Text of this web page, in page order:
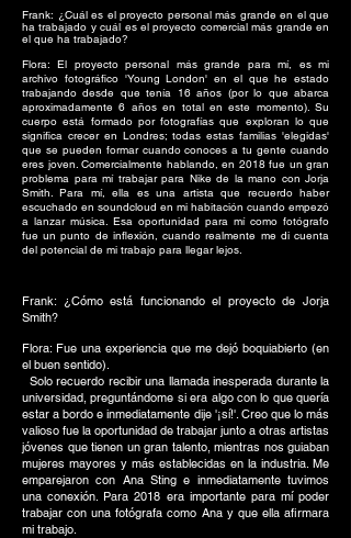
Frank: ¿Cuál es el proyecto personal más grande en el que
ha trabajado y cuál es el proyecto comercial más grande en
el que ha trabajado?
Flora: El proyecto personal más grande para mí, es mi
archivo fotográfico 'Young London' en el que he estado
trabajando desde que tenía 16 años (por lo que abarca
aproximadamente 6 años en total en este momento). Su
cuerpo está formado por fotografías que exploran lo que
significa crecer en Londres; todas estas familias 'elegidas'
que se pueden formar cuando conoces a tu gente cuando
eres joven. Comercialmente hablando, en 2018 fue un gran
problema para mí trabajar para Nike de la mano con Jorja
Smith. Para mí, ella es una artista que recuerdo haber
escuchado en soundcloud en mi habitación cuando empezó
a lanzar música. Esa oportunidad para mí como fotógrafo
fue un punto de inflexión, cuando realmente me di cuenta
del potencial de mi trabajo para llegar lejos.
Frank: ¿Cómo está funcionando el proyecto de Jorja
Smith?
Flora: Fue una experiencia que me dejó boquiabierto (en
el buen sentido).
Solo recuerdo recibir una llamada inesperada durante la
universidad, preguntándome si era algo con lo que quería
estar a bordo e inmediatamente dije '¡sí!'. Creo que lo más
valioso fue la oportunidad de trabajar junto a otras artistas
jóvenes que tienen un gran talento, mientras nos guiaban
mujeres mayores y más establecidas en la industria. Me
emparejaron con Ana Sting e inmediatamente tuvimos
una conexión. Para 2018 era importante para mí poder
trabajar con una fotógrafa como Ana y que ella afirmara
mi trabajo.